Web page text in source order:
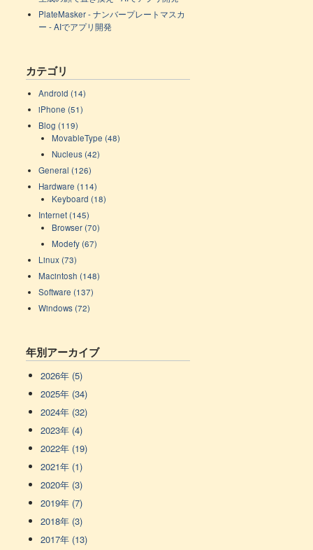
PlateMasker - ナンバープレートマスカ
ー - AIでアプリ開発
カテゴリ
Android (14)
iPhone (51)
Blog (119)
MovableType (48)
Nucleus (42)
General (126)
Hardware (114)
Keyboard (18)
Internet (145)
Browser (70)
Modefy (67)
Linux (73)
Macintosh (148)
Software (137)
Windows (72)
年別アーカイブ
2026年 (5)
2025年 (34)
2024年 (32)
2023年 (4)
2022年 (19)
2021年 (1)
2020年 (3)
2019年 (7)
2018年 (3)
2017年 (13)